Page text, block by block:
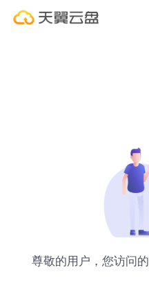
尊敬的用户，您访问